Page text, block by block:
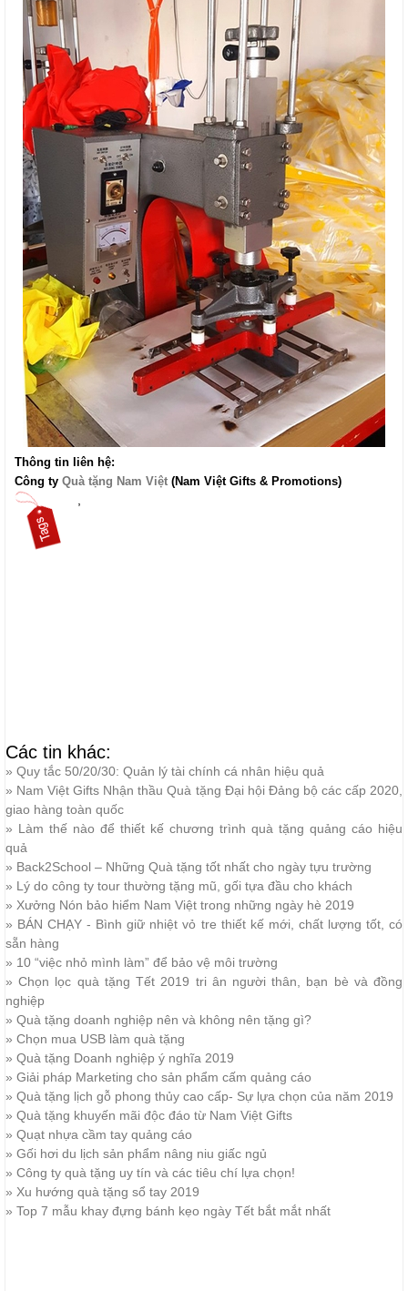
Thông tin liên hệ:
Công ty Quà tặng Nam Việt (Nam Việt Gifts & Promotions)
Các tin khác:
» Quy tắc 50/20/30: Quản lý tài chính cá nhân hiệu quả
» Nam Việt Gifts Nhận thầu Quà tặng Đại hội Đảng bộ các cấp 2020,
giao hàng toàn quốc
» Làm thế nào để thiết kế chương trình quà tặng quảng cáo hiệu
quả
» Back2School – Những Quà tặng tốt nhất cho ngày tựu trường
» Lý do công ty tour thường tặng mũ, gối tựa đầu cho khách
» Xưởng Nón bảo hiểm Nam Việt trong những ngày hè 2019
» BÁN CHẠY - Bình giữ nhiệt vỏ tre thiết kế mới, chất lượng tốt, có
sẵn hàng
» 10 “việc nhỏ mình làm” để bảo vệ môi trường
»Chọn lọc quà tặng Tết 2019 tri ân người thân, bạn bè và đồng
nghiệp
» Quà tặng doanh nghiệp nên và không nên tặng gì?
» Chọn mua USB làm quà tặng
» Quà tặng Doanh nghiệp ý nghĩa 2019
» Giải pháp Marketing cho sản phẩm cấm quảng cáo
» Quà tặng lịch gỗ phong thủy cao cấp- Sự lựa chọn của năm 2019
» Quà tặng khuyến mãi độc đáo từ Nam Việt Gifts
» Quạt nhựa cầm tay quảng cáo
» Gối hơi du lịch sản phẩm nâng niu giấc ngủ
» Công ty quà tặng uy tín và các tiêu chí lựa chọn!
» Xu hướng quà tặng sổ tay 2019
» Top 7 mẫu khay đựng bánh kẹo ngày Tết bắt mắt nhất